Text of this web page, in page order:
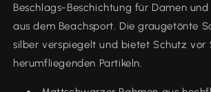
Beschlags-Beschichtung für Damen
aus dem Beachsport. Die graugetönte
silber verspiegelt und bietet Schutz vor
herumfliegenden Partikeln.